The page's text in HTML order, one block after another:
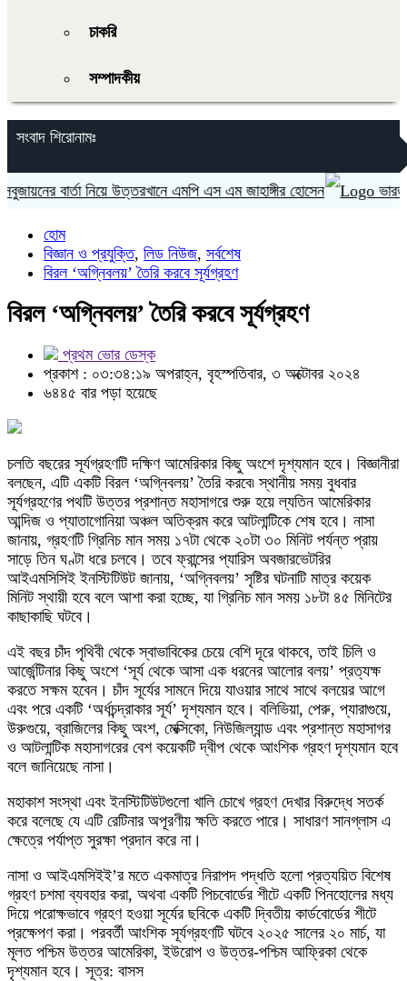
চাকরি
সম্পাদকীয়
সংবাদ শিরোনামঃ
বার্তা নিয়ে উত্তরখানে এমপি এস এম জাহাঙ্গীর হোসেন ভারত
হোম
বিজ্ঞান ও প্রযুক্তি, লিড নিউজ, সর্বশেষ
বিরল ‘অগ্নিবলয়’ তৈরি করবে সূর্যগ্রহণ
বিরল ‘অগ্নিবলয়’ তৈরি করবে সূর্যগ্রহণ
প্রথম ভোর ডেস্ক
প্রকাশ : ০৩:৩৪:১৯ অপরাহ্ন, বৃহস্পতিবার, ৩ অক্টোবর ২০২৪
৬৪৪৫ বার পড়া হয়েছে
চলতি বছরের সূর্যগ্রহণটি দক্ষিণ আমেরিকার কিছু অংশে দৃশ্যমান হবে। বিজ্ঞানীরা
বলছেন, এটি একটি বিরল ‘অগ্নিবলয়’ তৈরি করবে৷ স্থানীয় সময় বুধবার
সূর্যগ্রহণের পথটি উত্তর প্রশান্ত মহাসাগরে শুরু হয়ে ল্যতিন আমেরিকার
আন্দিজ ও প্যাতাগোনিয়া অঞ্চল অতিক্রম করে আটলান্টিকে শেষ হবে। নাসা
জানায়, গ্রহণটি গ্রিনিচ মান সময় ১৭টা থেকে ২০টা ৩০ মিনিট পর্যন্ত প্রায়
সাড়ে তিন ঘণ্টা ধরে চলবে। তবে ফ্রান্সের প্যারিস অবজারভেটরির
আইএমসিসিই ইনস্টিটিউট জানায়, ‘অগ্নিবলয়’ সৃষ্টির ঘটনাটি মাত্র কয়েক
মিনিট স্থায়ী হবে বলে আশা করা হচ্ছে, যা গ্রিনিচ মান সময় ১৮টা ৪৫ মিনিটের
কাছাকাছি ঘটবে।
এই বছর চাঁদ পৃথিবী থেকে স্বাভাবিকের চেয়ে বেশি দূরে থাকবে, তাই চিলি ও
আর্জেন্টিনার কিছু অংশে ‘সূর্য থেকে আসা এক ধরনের আলোর বলয়’ প্রত্যক্ষ
করতে সক্ষম হবেন। চাঁদ সূর্যের সামনে দিয়ে যাওয়ার সাথে সাথে বলয়ের আগে
এবং পরে একটি ‘অর্ধচন্দ্রাকার সূর্য’ দৃশ্যমান হবে। বলিভিয়া, পেরু, প্যারাগুয়ে,
উরুগুয়ে, ব্রাজিলের কিছু অংশ, মেক্সিকো, নিউজিল্যান্ড এবং প্রশান্ত মহাসাগর
ও আটলান্টিক মহাসাগরের বেশ কয়েকটি দ্বীপ থেকে আংশিক গ্রহণ দৃশ্যমান হবে
বলে জানিয়েছে নাসা।
মহাকাশ সংস্থা এবং ইনস্টিটিউটগুলো খালি চোখে গ্রহণ দেখার বিরুদ্ধে সতর্ক
করে বলেছে যে এটি রেটিনার অপূরণীয় ক্ষতি করতে পারে। সাধারণ সানগ্লাস এ
ক্ষেত্রে পর্যাপ্ত সুরক্ষা প্রদান করে না।
নাসা ও আইএমসিইই’র মতে একমাত্র নিরাপদ পদ্ধতি হলো প্রত্যয়িত বিশেষ
গ্রহণ চশমা ব্যবহার করা, অথবা একটি পিচবোর্ডের শীটে একটি পিনহোলের মধ্য
দিয়ে পরোক্ষভাবে গ্রহণ হওয়া সূর্যের ছবিকে একটি দ্বিতীয় কার্ডবোর্ডের শীটে
প্রক্ষেপণ করা। পরবর্তী আংশিক সূর্যগ্রহণটি ঘটবে ২০২৫ সালের ২০ মার্চ, যা
মূলত পশ্চিম উত্তর আমেরিকা, ইউরোপ ও উত্তর-পশ্চিম আফ্রিকা থেকে
দৃশ্যমান হবে। সূত্র: বাসস